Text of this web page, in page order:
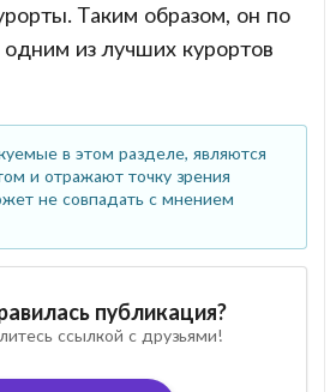
Таким образом, он по
одним из лучших курортов
в этом разделе, являются
и отражают точку зрения
не совпадать с мнением
публикация?
ссылкой с друзьями!